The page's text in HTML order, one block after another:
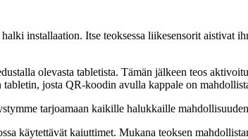
installaation. Itse teoksessa liikesensorit
olevasta tabletista. Tämän jälkeen teos
josta QR-koodin avulla kappale on
tarjoamaan kaikille halukkaille
käytettävät kaiuttimet. Mukana teoksen